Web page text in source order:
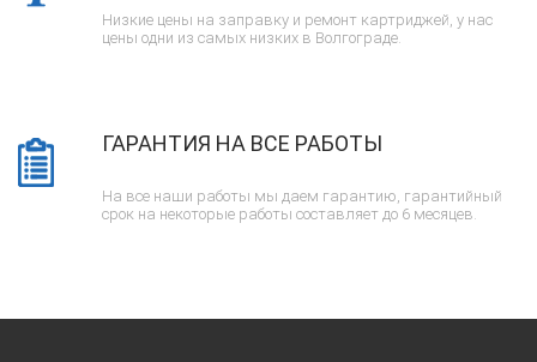
Низкие цены на заправку и ремонт картриджей, у нас
цены одни из самых низких в Волгограде.
ГАРАНТИЯ НА ВСЕ РАБОТЫ
На все наши работы мы даем гарантию, гарантийный
срок на некоторые работы составляет до 6 месяцев.